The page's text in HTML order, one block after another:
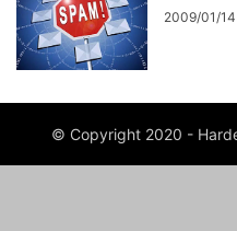
2009/01/14
© Copyright 2020 -